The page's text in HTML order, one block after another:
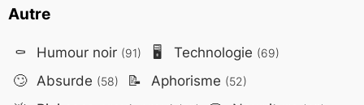
Autre
⚰️ Humour noir (91) 🖥️ Technologie (69)
🙄 Absurde (58) 📝 Aphorisme (52)